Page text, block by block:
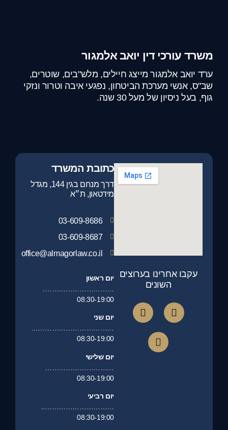
משרד עורכי דין יואב אלמגור
עו"ד יואב אלמגור מייצג חיילים, מלש"בים, שוטרים,
שב"ס, אנשי מערכת הביטחון, נפגעי איבה וטרור ונזקי
גוף, בעל ניסיון של מעל 30 שנה.
עקבו אחרינו בערוצים
השונים
כתובת המשרד
דרך מנחם בגין 144, מגדל
מידטאון, ת״א
03-609-8686
03-609-8687
office@almagorlaw.co.il
יום ראשון
08:30-19:00
יום שני
………………………………
08:30-19:00
יום שלישי
08:30-19:00
יום רביעי
08:30-19:00